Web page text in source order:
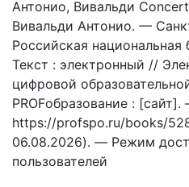
Антонио, Вивальди
Вивальди Антонио. —
Российская
Текст : электронный //
цифровой
PROFобразование : [сайт].
https://profspo.ru/books/
06.08.2026). — Режим
пользователей